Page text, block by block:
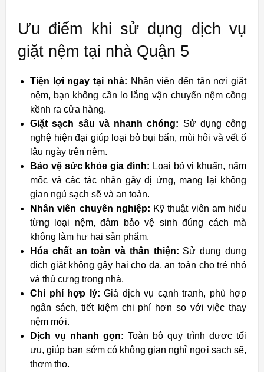
Ưu điểm khi sử dụng dịch vụ
giặt nệm tại nhà Quận 5
Tiện lợi ngay tại nhà: Nhân viên đến tận nơi giặt
nệm, bạn không cần lo lắng vận chuyển nệm cồng
kềnh ra cửa hàng.
Giặt sạch sâu và nhanh chóng: Sử dụng công
nghệ hiện đại giúp loại bỏ bụi bẩn, mùi hôi và vết ố
lâu ngày trên nệm.
Bảo vệ sức khỏe gia đình: Loại bỏ vi khuẩn, nấm
mốc và các tác nhân gây dị ứng, mang lại không
gian ngủ sạch sẽ và an toàn.
Nhân viên chuyên nghiệp: Kỹ thuật viên am hiểu
từng loại nệm, đảm bảo vệ sinh đúng cách mà
không làm hư hại sản phẩm.
Hóa chất an toàn và thân thiện: Sử dụng dung
dịch giặt không gây hại cho da, an toàn cho trẻ nhỏ
và thú cưng trong nhà.
Chi phí hợp lý: Giá dịch vụ cạnh tranh, phù hợp
ngân sách, tiết kiệm chi phí hơn so với việc thay
nệm mới.
Dịch vụ nhanh gọn: Toàn bộ quy trình được tối
ưu, giúp bạn sớm có không gian nghỉ ngơi sạch sẽ,
thơm tho.